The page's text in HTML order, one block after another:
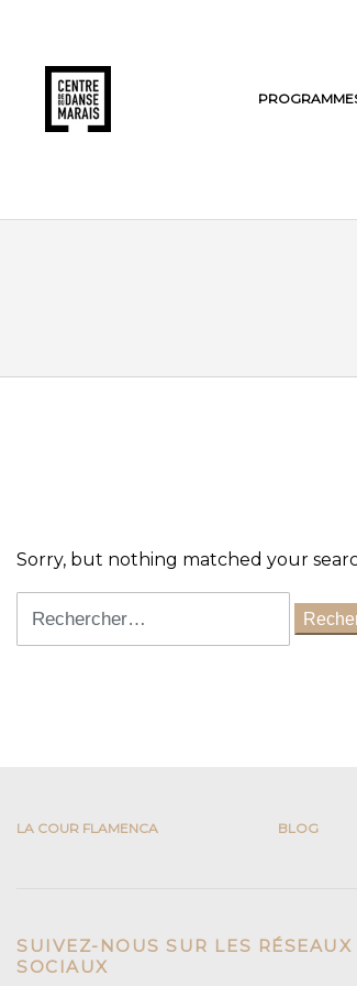
Sorry, but nothing matched your
LA COUR FLAMENCA BLOG
SUIVEZ-NOUS SUR LES RÉSEAUX
SOCIAUX